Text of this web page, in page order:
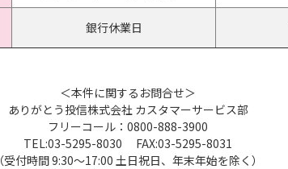
銀行休業日
＜本件に関するお問合せ＞
ありがとう投信株式会社 カスタマーサービス部
フリーコール：0800-888-3900
TEL:03-5295-8030 FAX:03-5295-8031
（受付時間 9:30～17:00 土日祝日、年末年始を除く）